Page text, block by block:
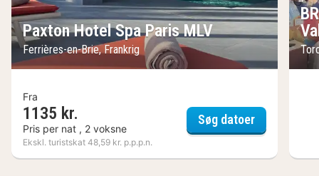
Paxton Hotel Spa Paris MLV
Ferrières-en-Brie, Frankrig
Fra
1135 kr.
Pris per nat , 2 voksne
Ekskl. turistskat 48,59 kr. p.p.p.n.
Søg datoerPaxton